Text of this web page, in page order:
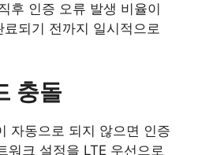
후 인증 오류 발생 비율이
되기 전까지 일시적으로
충돌
자동으로 되지 않으면 인증
워크 설정을 LTE 우선으로